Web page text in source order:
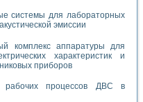
системы для лабораторных
эмиссии
комплекс аппаратуры для
характеристик и
приборов
рабочих процессов ДВС в